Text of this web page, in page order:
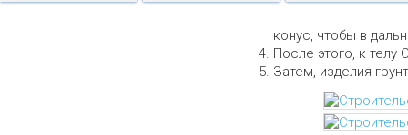
конус, чтобы в
После этого, к телу
Затем, изделия